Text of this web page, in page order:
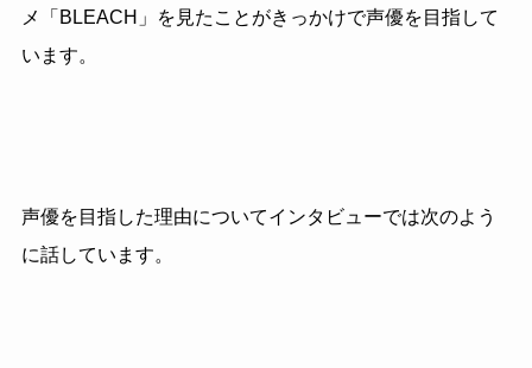
メ「BLEACH」を見たことがきっかけで声優を目指して
います。
声優を目指した理由についてインタビューでは次のよう
に話しています。